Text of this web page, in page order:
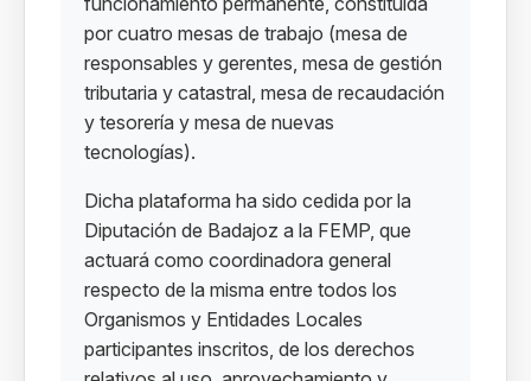
por cuatro mesas de trabajo (mesa de
responsables y gerentes, mesa de gestión
tributaria y catastral, mesa de recaudación
y tesorería y mesa de nuevas
tecnologías).
Dicha plataforma ha sido cedida por la
Diputación de Badajoz a la FEMP, que
actuará como coordinadora general
respecto de la misma entre todos los
Organismos y Entidades Locales
participantes inscritos, de los derechos